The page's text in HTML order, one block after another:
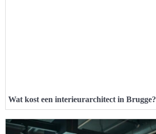
Wat kost een interieurarchitect in Brugge?